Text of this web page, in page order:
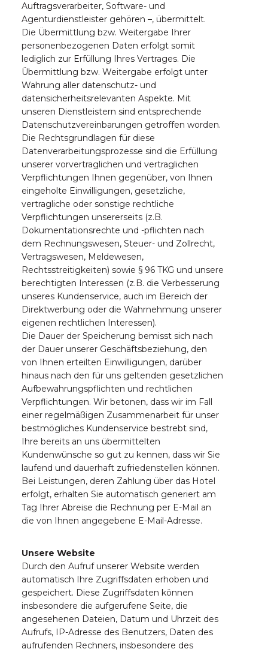
Auftragsverarbeiter, Software- und
Agenturdienstleister gehören –, übermittelt.
Die Übermittlung bzw. Weitergabe Ihrer
personenbezogenen Daten erfolgt somit
lediglich zur Erfüllung Ihres Vertrages. Die
Übermittlung bzw. Weitergabe erfolgt unter
Wahrung aller datenschutz- und
datensicherheitsrelevanten Aspekte. Mit
unseren Dienstleistern sind entsprechende
Datenschutzvereinbarungen getroffen worden.
Die Rechtsgrundlagen für diese
Datenverarbeitungsprozesse sind die Erfüllung
unserer vorvertraglichen und vertraglichen
Verpflichtungen Ihnen gegenüber, von Ihnen
eingeholte Einwilligungen, gesetzliche,
vertragliche oder sonstige rechtliche
Verpflichtungen unsererseits (z.B.
Dokumentationsrechte und -pflichten nach
dem Rechnungswesen, Steuer- und Zollrecht,
Vertragswesen, Meldewesen,
Rechtsstreitigkeiten) sowie § 96 TKG und unsere
berechtigten Interessen (z.B. die Verbesserung
unseres Kundenservice, auch im Bereich der
Direktwerbung oder die Wahrnehmung unserer
eigenen rechtlichen Interessen).
Die Dauer der Speicherung bemisst sich nach
der Dauer unserer Geschäftsbeziehung, den
von Ihnen erteilten Einwilligungen, darüber
hinaus nach den für uns geltenden gesetzlichen
Aufbewahrungspflichten und rechtlichen
Verpflichtungen. Wir betonen, dass wir im Fall
einer regelmäßigen Zusammenarbeit für unser
bestmögliches Kundenservice bestrebt sind,
Ihre bereits an uns übermittelten
Kundenwünsche so gut zu kennen, dass wir Sie
laufend und dauerhaft zufriedenstellen können.
Bei Leistungen, deren Zahlung über das Hotel
erfolgt, erhalten Sie automatisch generiert am
Tag Ihrer Abreise die Rechnung per E-Mail an
die von Ihnen angegebene E-Mail-Adresse.
Unsere Website
Durch den Aufruf unserer Website werden
automatisch Ihre Zugriffsdaten erhoben und
gespeichert. Diese Zugriffsdaten können
insbesondere die aufgerufene Seite, die
angesehenen Dateien, Datum und Uhrzeit des
Aufrufs, IP-Adresse des Benutzers, Daten des
aufrufenden Rechners, insbesondere des